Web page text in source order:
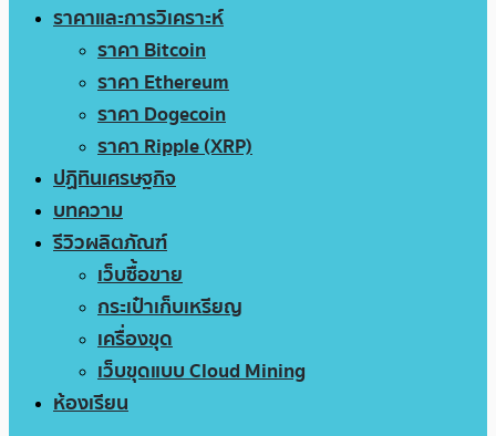
ราคาและการวิเคราะห์
ราคา Bitcoin
ราคา Ethereum
ราคา Dogecoin
ราคา Ripple (XRP)
ปฏิทินเศรษฐกิจ
บทความ
รีวิวผลิตภัณฑ์
เว็บซื้อขาย
กระเป๋าเก็บเหรียญ
เครื่องขุด
เว็บขุดแบบ Cloud Mining
ห้องเรียน